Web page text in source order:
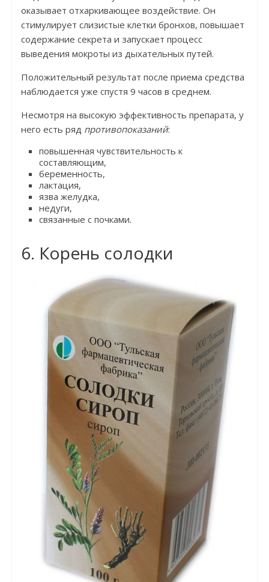
оказывает отхаркивающее воздействие. Он
стимулирует слизистые клетки бронхов, повышает
содержание секрета и запускает процесс
выведения мокроты из дыхательных путей.
Положительный результат после приема средства
наблюдается уже спустя 9 часов в среднем.
Несмотря на высокую эффективность препарата, у
него есть ряд противопоказаний:
повышенная чувствительность к
составляющим,
беременность,
лактация,
язва желудка,
недуги,
связанные с почками.
6. Корень солодки